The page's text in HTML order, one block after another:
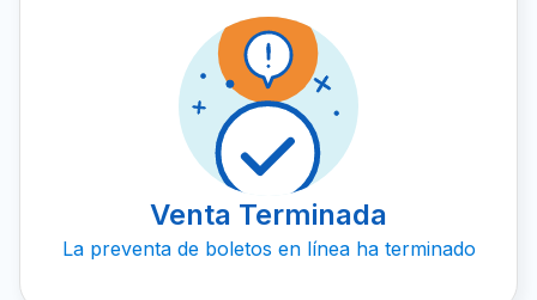
Venta Terminada
La preventa de boletos en línea ha terminado